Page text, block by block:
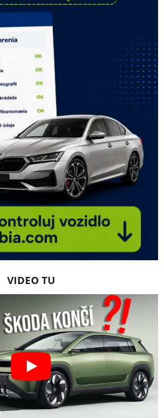
VIDEO TU